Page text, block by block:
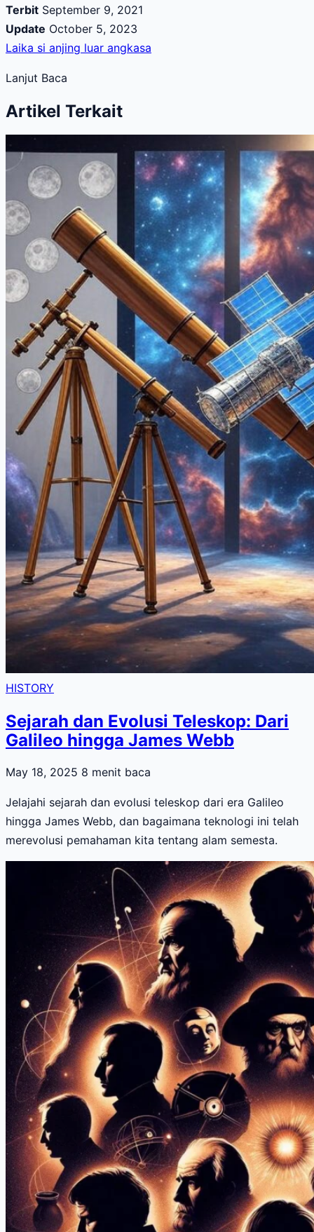
Terbit September 9, 2021
Update October 5, 2023
Laika si anjing luar angkasa
Lanjut Baca
Artikel Terkait
HISTORY
Sejarah dan Evolusi Teleskop: Dari
Galileo hingga James Webb
May 18, 2025 8 menit baca
Jelajahi sejarah dan evolusi teleskop dari era Galileo
hingga James Webb, dan bagaimana teknologi ini telah
merevolusi pemahaman kita tentang alam semesta.